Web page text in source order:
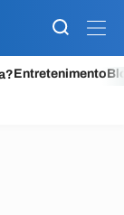
Entretenimento